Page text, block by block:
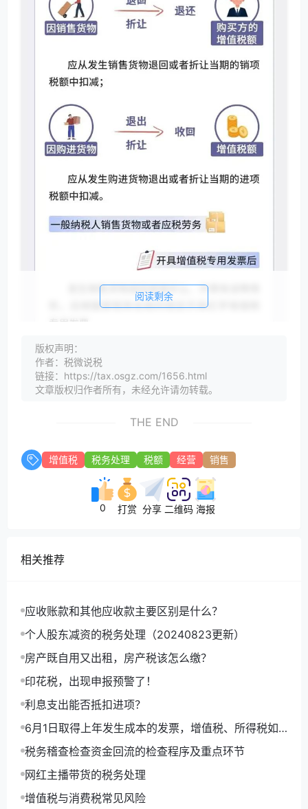
阅读剩余
版权声明：
作者：税微说税
链接：https://tax.osgz.com/1656.html
文章版权归作者所有，未经允许请勿转载。
THE END
增值税 税务处理 税额 经营 销售
0 打赏 分享 二维码 海报
相关推荐
应收账款和其他应收款主要区别是什么？
个人股东减资的税务处理（20240823更新）
房产既自用又出租，房产税该怎么缴？
印花税，出现申报预警了！
利息支出能否抵扣进项？
6月1日取得上年发生成本的发票，增值税、所得税如
何处理，如何做账？
税务稽查检查资金回流的检查程序及重点环节
网红主播带货的税务处理
增值税与消费税常见风险